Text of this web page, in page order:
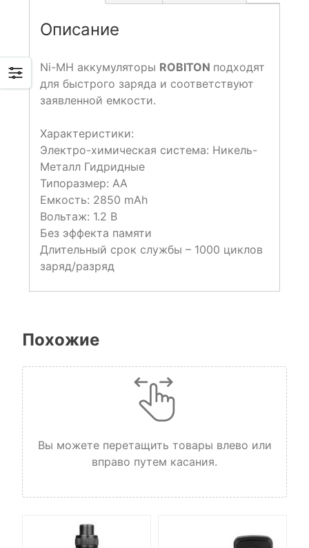
Описание
Ni-MH аккумуляторы ROBITON подходят
для быстрого заряда и соответствуют
заявленной емкости.
Характеристики:
Электро-химическая система: Никель-
Металл Гидридные
Типоразмер: AA
Емкость: 2850 mAh
Вольтаж: 1.2 В
Без эффекта памяти
Длительный срок службы – 1000 циклов
заряд/разряд
Похожие
Вы можете перетащить товары влево или
вправо путем касания.